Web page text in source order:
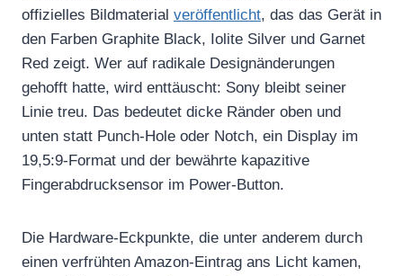
offizielles Bildmaterial veröffentlicht, das das Gerät in
den Farben Graphite Black, Iolite Silver und Garnet
Red zeigt. Wer auf radikale Designänderungen
gehofft hatte, wird enttäuscht: Sony bleibt seiner
Linie treu. Das bedeutet dicke Ränder oben und
unten statt Punch-Hole oder Notch, ein Display im
19,5:9-Format und der bewährte kapazitive
Fingerabdrucksensor im Power-Button.
Die Hardware-Eckpunkte, die unter anderem durch
einen verfrühten Amazon-Eintrag ans Licht kamen,